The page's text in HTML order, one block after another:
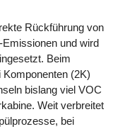
Rückführung von
und wird
Beim
(2K)
bislang viel VOC
Weit verbreitet
bei